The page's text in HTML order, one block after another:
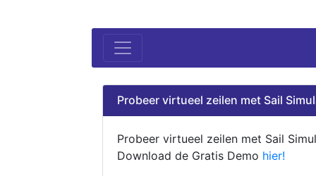
Probeer virtueel zeilen met Sail
Probeer virtueel zeilen met Sail
Download de Gratis Demo hier!